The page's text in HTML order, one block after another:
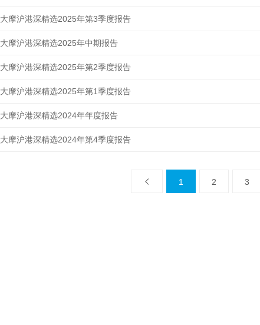
大摩沪港深精选2025年第3季度报告
大摩沪港深精选2025年中期报告
大摩沪港深精选2025年第2季度报告
大摩沪港深精选2025年第1季度报告
大摩沪港深精选2024年年度报告
大摩沪港深精选2024年第4季度报告
1 2 3